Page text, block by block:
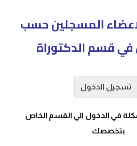
المسجلين حسب
قسم الدكتوراة
تسجيل الدخول
في الدخول الي القسم الخاص
بتخصصك